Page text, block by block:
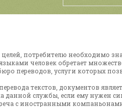
потребителю необходимо
человек обретает
переводов, услуги которых
текстов, документов
данной службы, если ему нужен
с иностранными